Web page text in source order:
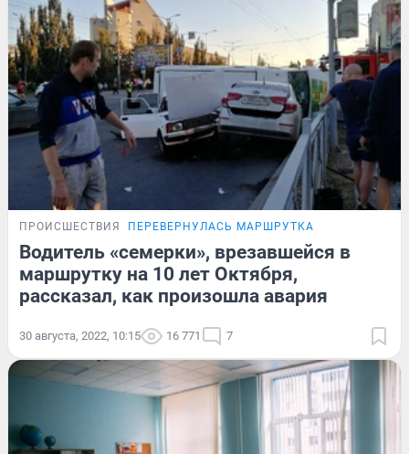
ПРОИСШЕСТВИЯ ПЕРЕВЕРНУЛАСЬ МАРШРУТКА
Водитель «семерки», врезавшейся в
маршрутку на 10 лет Октября,
рассказал, как произошла авария
30 августа, 2022, 10:15 16 771 7